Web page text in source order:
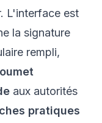
L'interface est
la signature
rempli,
aux autorités
pratiques